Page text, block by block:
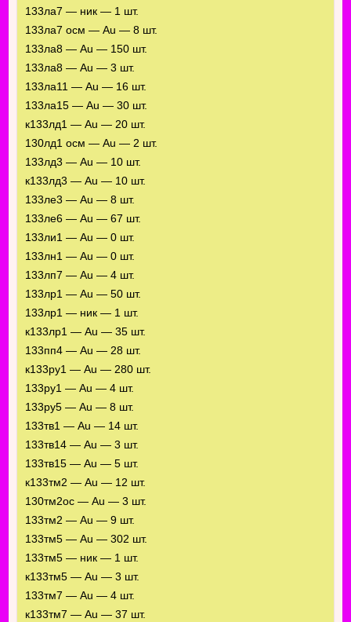
133ла7 — ник — 1 шт.
133ла7 осм — Au — 8 шт.
133ла8 — Au — 150 шт.
133ла8 — Au — 3 шт.
133ла11 — Au — 16 шт.
133ла15 — Au — 30 шт.
к133лд1 — Au — 20 шт.
130лд1 осм — Au — 2 шт.
133лд3 — Au — 10 шт.
к133лд3 — Au — 10 шт.
133ле3 — Au — 8 шт.
133ле6 — Au — 67 шт.
133ли1 — Au — 0 шт.
133лн1 — Au — 0 шт.
133лп7 — Au — 4 шт.
133лр1 — Au — 50 шт.
133лр1 — ник — 1 шт.
к133лр1 — Au — 35 шт.
133пп4 — Au — 28 шт.
к133ру1 — Au — 280 шт.
133ру1 — Au — 4 шт.
133ру5 — Au — 8 шт.
133тв1 — Au — 14 шт.
133тв14 — Au — 3 шт.
133тв15 — Au — 5 шт.
к133тм2 — Au — 12 шт.
130тм2ос — Au — 3 шт.
133тм2 — Au — 9 шт.
133тм5 — Au — 302 шт.
133тм5 — ник — 1 шт.
к133тм5 — Au — 3 шт.
133тм7 — Au — 4 шт.
к133тм7 — Au — 37 шт.